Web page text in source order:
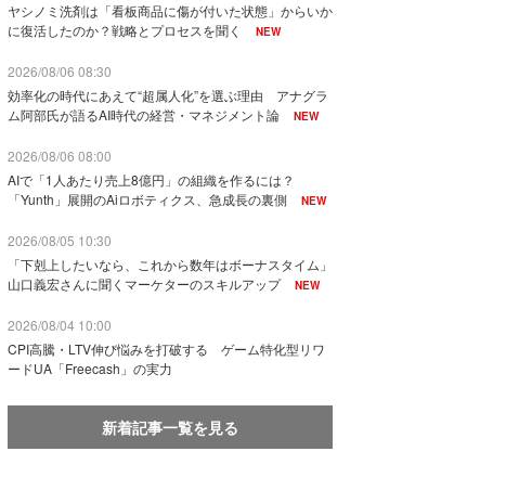
ヤシノミ洗剤は「看板商品に傷が付いた状態」からいか
に復活したのか？戦略とプロセスを聞く
NEW
2026/08/06 08:30
効率化の時代にあえて“超属人化”を選ぶ理由 アナグラ
ム阿部氏が語るAI時代の経営・マネジメント論
NEW
2026/08/06 08:00
AIで「1人あたり売上8億円」の組織を作るには？
「Yunth」展開のAiロボティクス、急成長の裏側
NEW
2026/08/05 10:30
「下剋上したいなら、これから数年はボーナスタイム」
山口義宏さんに聞くマーケターのスキルアップ
NEW
2026/08/04 10:00
CPI高騰・LTV伸び悩みを打破する ゲーム特化型リワ
ードUA「Freecash」の実力
新着記事一覧を見る